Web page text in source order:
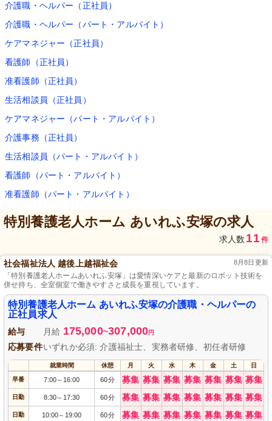
介護職・ヘルパー（正社員）
介護職・ヘルパー（パート・アルバイト）
ケアマネジャー（正社員）
看護師（正社員）
准看護師（正社員）
生活相談員（正社員）
ケアマネジャー（パート・アルバイト）
介護事務（正社員）
生活相談員（パート・アルバイト）
看護師（パート・アルバイト）
准看護師（パート・アルバイト）
特別養護老人ホーム あいれふ安塚の求人
求人数 11 件
社会福祉法人 越後上越福祉会 8月8日更新
「特別養護老人ホームあいれふ安塚」は愛情深いケアと最新のロボット技術を
併せ持ち、全室個室で働きやすさと成長を重視しています。
特別養護老人ホーム あいれふ安塚の介護職・ヘルパーの
正社員求人
給与 月給 175,000~307,000円
応募要件いずれか必須: 介護福祉士、実務者研修、初任者研修
就業時間 休憩 月 火 水 木 金 土 日
早番 7:00～ 16:00 60分 募集 募集 募集 募集 募集 募集 募集
日勤 8:30～ 17:30 60分 募集 募集 募集 募集 募集 募集 募集
日勤 10:00～ 19:00 60分 募集 募集 募集 募集 募集 募集 募集